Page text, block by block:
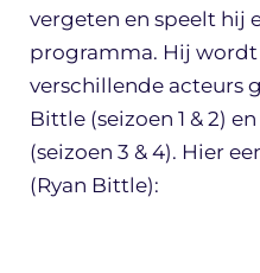
vergeten en speelt hij
programma. Hij
verschillende acteurs
Bittle (seizoen 1 & 2)
(seizoen 3 & 4). Hier
(Ryan Bittle):